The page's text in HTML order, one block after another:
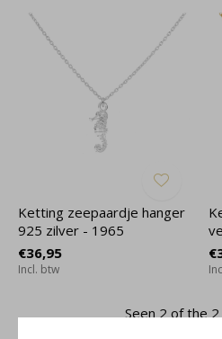
Ketting zeepaardje hanger
925 zilver - 1965
€36,95
Incl. btw
Seen 2 of the